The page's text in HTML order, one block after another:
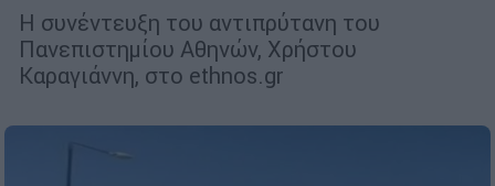
Η συνέντευξη του αντιπρύτανη του
Πανεπιστημίου Αθηνών, Χρήστου
Καραγιάννη, στο ethnos.gr